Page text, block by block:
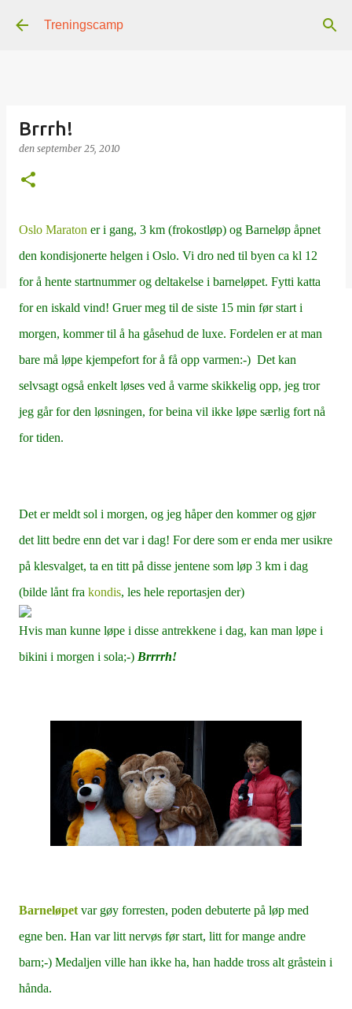
Gå til hovedinnhold
Treningscamp
Brrrh!
den september 25, 2010
Oslo Maraton er i gang, 3 km (frokostløp) og Barneløp åpnet
den kondisjonerte helgen i Oslo. Vi dro ned til byen ca kl 12
for å hente startnummer og deltakelse i barneløpet. Fytti katta
for en iskald vind! Gruer meg til de siste 15 min før start i
morgen, kommer til å ha gåsehud de luxe. Fordelen er at man
bare må løpe kjempefort for å få opp varmen:-) Det kan
selvsagt også enkelt løses ved å varme skikkelig opp, jeg tror
jeg går for den løsningen, for beina vil ikke løpe særlig fort nå
for tiden.
Det er meldt sol i morgen, og jeg håper den kommer og gjør
det litt bedre enn det var i dag! For dere som er enda mer usikre
på klesvalget, ta en titt på disse jentene som løp 3 km i dag
(bilde lånt fra kondis, les hele reportasjen der)
Hvis man kunne løpe i disse antrekkene i dag, kan man løpe i
bikini i morgen i sola;-) Brrrrh!
Barneløpet var gøy forresten, poden debuterte på løp med
egne ben. Han var litt nervøs før start, litt for mange andre
barn;-) Medaljen ville han ikke ha, han hadde tross alt gråstein i
hånda.